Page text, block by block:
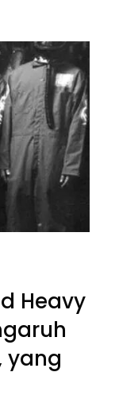
Heavy
yang